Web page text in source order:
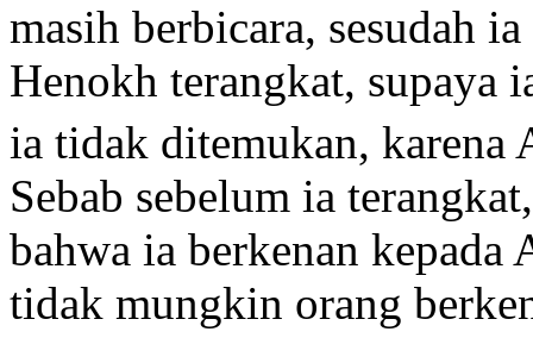
masih berbicara, sesudah
Henokh terangkat, supaya
ia tidak ditemukan, karena
Sebab sebelum ia
bahwa ia berkenan
tidak mungkin orang